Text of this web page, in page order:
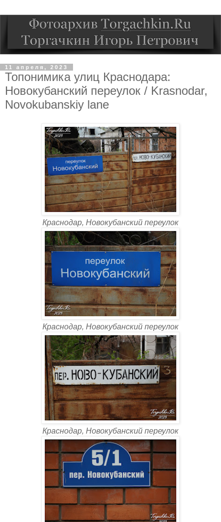
11 апреля, 2023
Топонимика улиц Краснодара:
Новокубанский переулок / Krasnodar,
Novokubanskiy lane
Краснодар, Новокубанский переулок
Краснодар, Новокубанский переулок
Краснодар, Новокубанский переулок